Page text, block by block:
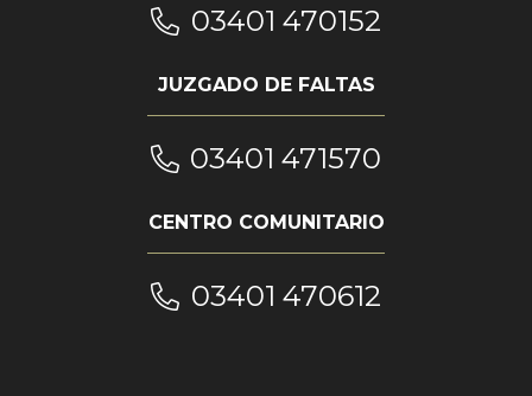
03401 470152
JUZGADO DE FALTAS
03401 471570
CENTRO COMUNITARIO
03401 470612